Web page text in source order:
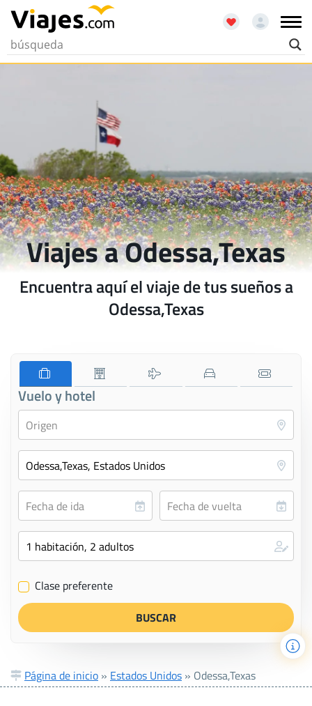
Viajes a Odessa,Texas
Encuentra aquí el viaje de tus sueños a
Odessa,Texas
Vuelo y hotel
✔ Clase preferente
Página de inicio » Estados Unidos » Odessa,Texas